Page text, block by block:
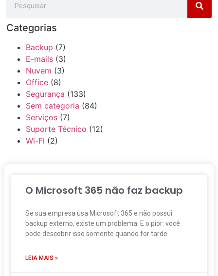
Categorias
Backup (7)
E-mails (3)
Nuvem (3)
Office (8)
Segurança (133)
Sem categoria (84)
Serviços (7)
Suporte Técnico (12)
Wi-Fi (2)
O Microsoft 365 não faz backup
Se sua empresa usa Microsoft 365 e não possui
backup externo, existe um problema. E o pior: você
pode descobrir isso somente quando for tarde
LEIA MAIS »